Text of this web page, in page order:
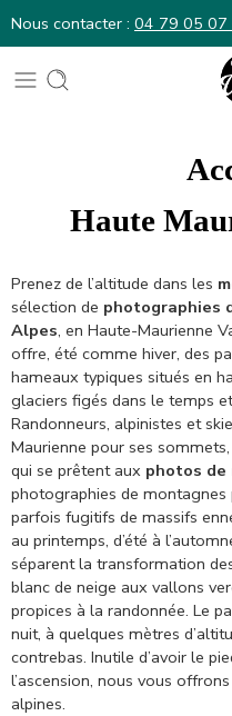
Nous contacter : 04 79 05 07
Haute
Prenez de l’altitude dans les
sélection de photographies
Alpes, en Haute-Maurienne
offre, été comme hiver, des
hameaux typiques situés en
glaciers figés dans le temps
Randonneurs, alpinistes et
Maurienne pour ses
qui se prêtent aux photos de
photographies de
parfois fugitifs de massifs
au printemps, d’été à
séparent la transformation
blanc de neige aux vallons
propices à la randonnée. Le
nuit, à quelques mètres
contrebas. Inutile d’avoir le
l’ascension, nous vous
alpines.